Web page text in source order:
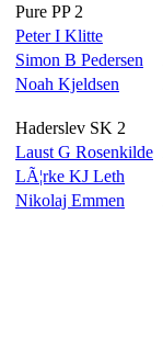
Pure PP 2
Peter I Klitte
Simon B Pedersen
Noah Kjeldsen
Haderslev SK 2
Laust G Rosenkilde
LÃ¦rke KJ Leth
Nikolaj Emmen